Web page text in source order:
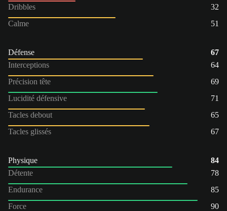
Dribbles
32
Calme
51
Défense
67
Interceptions
64
Précision tête
69
Lucidité défensive
71
Tacles debout
65
Tacles glissés
67
Physique
84
Détente
78
Endurance
85
Force
90